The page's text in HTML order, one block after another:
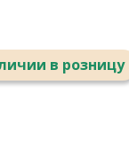
в розницу